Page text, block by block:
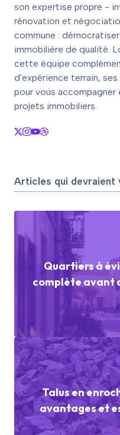
son expertise propre -
rénovation et
commune :
immobilière de qualité.
cette équipe
d'expérience terrain,
pour vous
projets immobiliers.
Articles qui devraient
Quartiers à
complète avant
Talus en
avantages et